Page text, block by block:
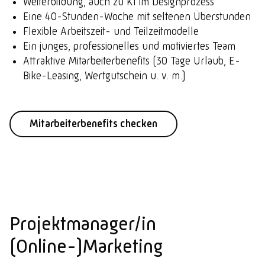
Eine 40-Stunden-Woche mit seltenen Überstunden
Flexible Arbeitszeit- und Teilzeitmodelle
Ein junges, professionelles und motiviertes Team
Attraktive Mitarbeiterbenefits (30 Tage Urlaub, E-
Bike-Leasing, Wertgutschein u. v. m.)
Mitarbeiterbenefits checken
Projektmanager/in
(Online-)Marketing